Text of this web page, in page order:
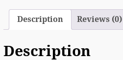
Description Reviews (0)
Description